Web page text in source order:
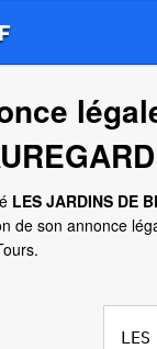
LES JARDINS DE
de son annonce
LES